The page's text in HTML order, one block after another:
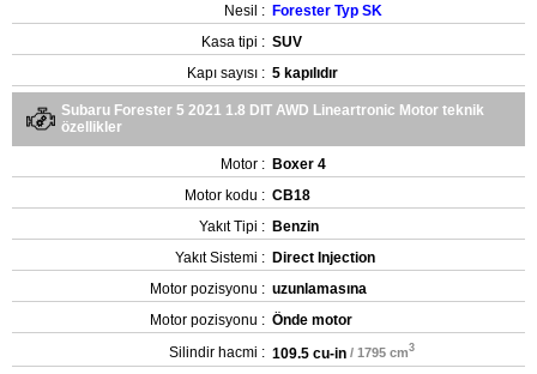
Nesil : Forester Typ SK
Kasa tipi : SUV
Kapı sayısı : 5 kapılıdır
Subaru Forester 5 2021 1.8 DIT AWD Lineartronic Motor teknik
özellikler
Motor : Boxer 4
Motor kodu : CB18
Yakıt Tipi : Benzin
Yakıt Sistemi : Direct Injection
Motor pozisyonu : uzunlamasına
Motor pozisyonu : Önde motor
Silindir hacmi : 109.5 cu-in / 1795 cm3